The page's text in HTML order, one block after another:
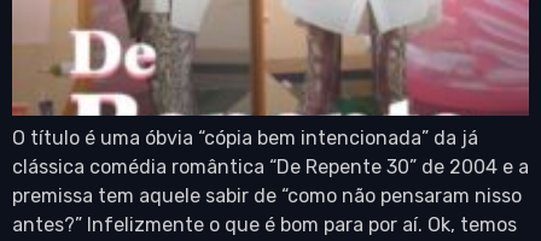
O título é uma óbvia “cópia bem intencionada” da já
clássica comédia romântica “De Repente 30” de 2004 e a
premissa tem aquele sabir de “como não pensaram nisso
antes?” Infelizmente o que é bom para por aí. Ok, temos